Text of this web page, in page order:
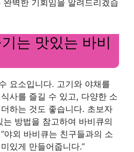
벽한 기회임을 알려드리겠습
는 맛있는 바비
요소입니다. 고기와 야채를
사를 즐길 수 있고, 다양한 소
하는 것도 좋습니다. 초보자
방법을 참고하여 바비큐의
야외 바비큐는 친구들과의 소
있게 만들어줍니다.”